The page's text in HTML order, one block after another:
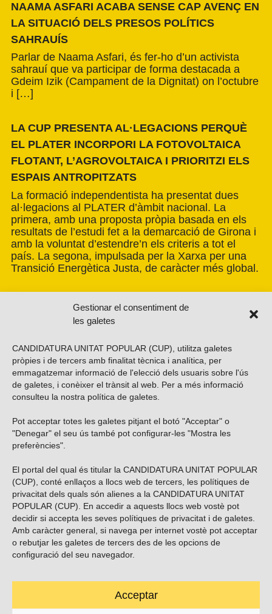
Gestionar el consentiment de
les galetes
CANDIDATURA UNITAT POPULAR (CUP), utilitza galetes
pròpies i de tercers amb finalitat tècnica i analítica, per
emmagatzemar informació de l'elecció dels usuaris sobre l'ús
de galetes, i conèixer el trànsit al web. Per a més informació
consulteu la nostra política de galetes
Pot acceptar totes les galetes pitjant el botó "Acceptar" o
"Denegar" el seu ús també pot configurar-les "Mostra les
preferències".
El portal del qual és titular la CANDIDATURA UNITAT POPULAR
(CUP), conté enllaços a llocs web de tercers, les polítiques de
privacitat dels quals són alienes a la CANDIDATURA UNITAT
POPULAR (CUP). En accedir a aquests llocs web vostè pot
decidir si accepta les seves polítiques de privacitat i de galetes.
Amb caràcter general, si navega per internet vostè pot acceptar
o rebutjar les galetes de tercers des de les opcions de
configuració del seu navegador.
Acceptar
NAAMA ASFARI ACABA SENSE CAP AVENÇ EN
LA SITUACIÓ DELS PRESOS POLÍTICS
SAHRAUÍS
Parlar de Naama Asfari, és fer-ho d’un activista
sahrauí que va participar de forma destacada a
Gdeim Izik (Campament de la Dignitat) on l’octubre
i […]
LA CUP PRESENTA AL·LEGACIONS PERQUÈ
EL PLATER INCORPORI LA FOTOVOLTAICA
FLOTANT, L’AGROVOLTAICA I PRIORITZI ELS
ESPAIS ANTROPITZATS
La formació independentista ha presentat dues
al·legacions al PLATER d’àmbit nacional. La
primera, amb una proposta pròpia basada en els
resultats de l’estudi fet a la demarcació de Girona i
amb la voluntat d’estendre’n els criteris a tot el
país. La segona, impulsada per la Xarxa per una
Transició Energètica Justa, de caràcter més global.
Vols subscriure’t al nostre butlletí?
ENVIAR
Troba’ns a les xarxes socials
Carrer Casp 180 (baixos), Barcelona.